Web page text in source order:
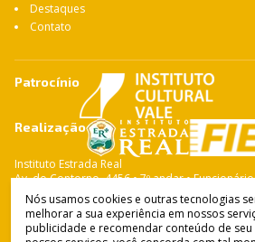
Destaques
Contato
Patrocínio
Realização
Instituto Estrada Real
Av. do Contorno, 4456 • 7º andar •
CEP: 30.110-028 Fone: 31 3263-4765
Nós usamos cookies e outras tecnologias
melhorar a sua experiência em nossos
publicidade e recomendar conteúdo de